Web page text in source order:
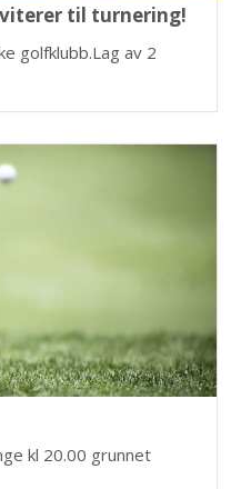
til turnering!
golfklubb.Lag av 2
kl 20.00 grunnet